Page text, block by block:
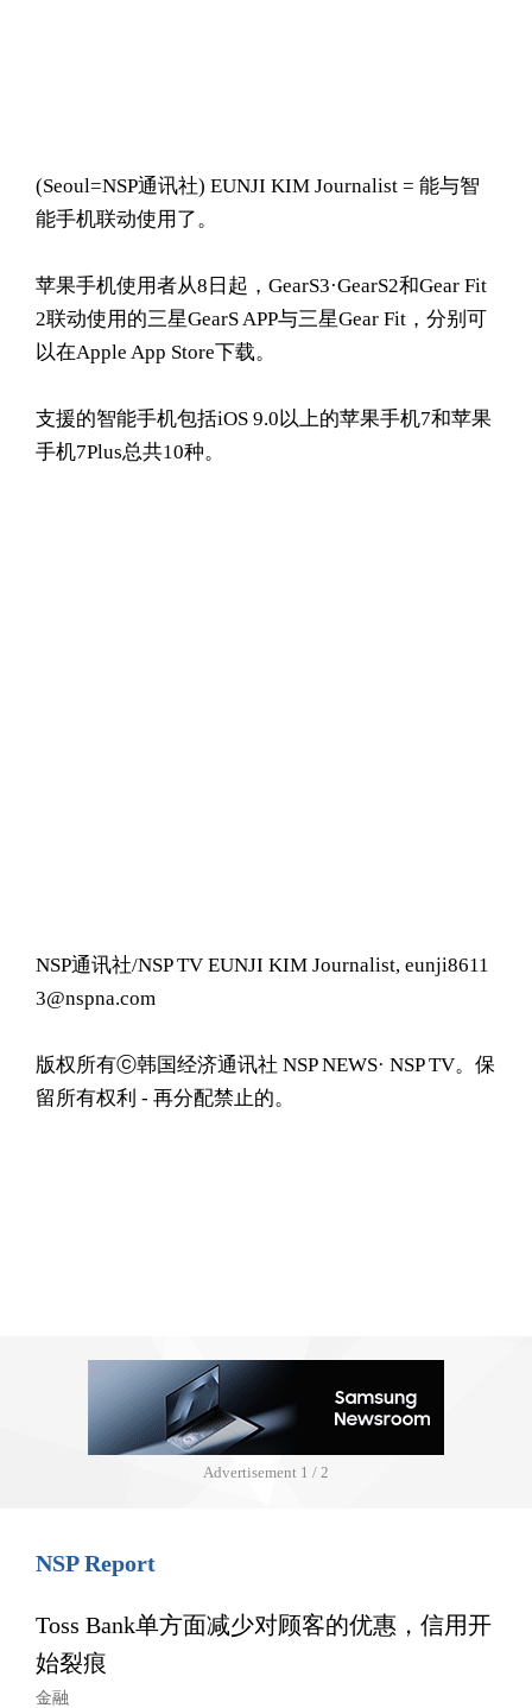
(Seoul= NSP通讯社) EUNJI KIM Journalist = 能与智
能手机联动使用了。
苹果手机使用者从8日起，GearS3·GearS2和Gear Fit
2联动使用的三星GearS APP与三星Gear Fit，分别可
以在Apple App Store下载。
支援的智能手机包括iOS 9.0以上的苹果手机7和苹果
手机7Plus总共10种。
NSP通讯社/NSP TV EUNJI KIM Journalist, eunji8611
3@nspna.com
版权所有ⓒ韩国经济通讯社 NSP NEWS· NSP TV。保
留所有权利 - 再分配禁止的。
Advertisement 1 / 2
NSP Report
Toss Bank单方面减少对顾客的优惠，信用开
始裂痕
金融